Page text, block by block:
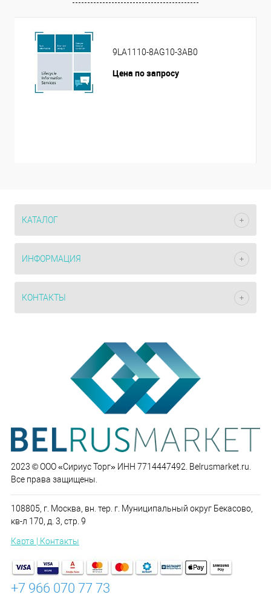
9LA1110-8AG10-3AB0
Цена по запросу
КАТАЛОГ
ИНФОРМАЦИЯ
КОНТАКТЫ
2023 © ООО «Сириус Торг» ИНН 7714447492. Belrusmarket.ru.
Все права защищены.
108805, г. Москва, вн. тер. г. Муниципальный округ Бекасово,
кв-л 170, д. 3, стр. 9
Карта | Контакты
+7 966 070 77 73